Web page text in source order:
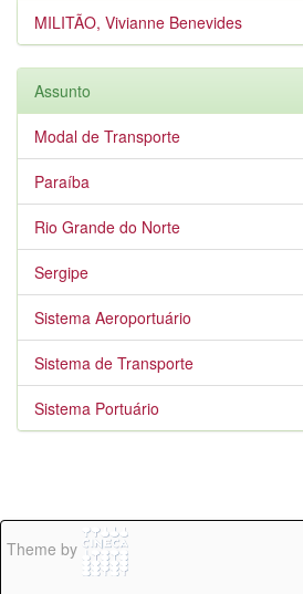
MILITÃO, Vivianne Benevides
Assunto
Modal de Transporte
Paraíba
Rio Grande do Norte
Sergipe
Sistema Aeroportuário
Sistema de Transporte
Sistema Portuário
Theme by